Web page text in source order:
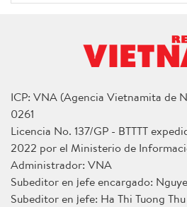
ICP: VNA (Agencia Vietnamita de
0261
Licencia No. 137/GP - BTTTT
2022 por el Ministerio de
Administrador: VNA
Subeditor en jefe encargado:
Subeditor en jefe: Ha Thi Tuong Thu